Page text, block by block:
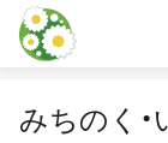
本文に飛ぶ
みちのく